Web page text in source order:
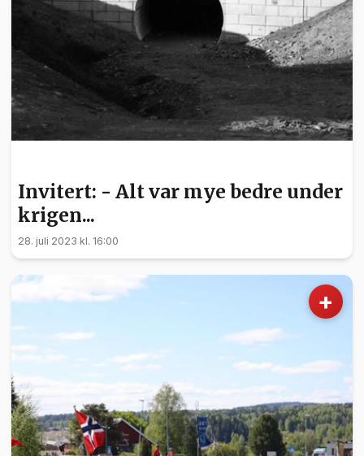
Invitert: - Alt var mye bedre under
krigen...
28. juli 2023 kl. 16:00
+